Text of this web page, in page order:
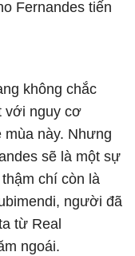
Fernandes tiến
không chắc
với nguy cơ
mùa này. Nhưng
sẽ là một sự
chí còn là
người đã
từ Real
ngoái.